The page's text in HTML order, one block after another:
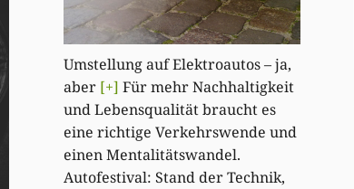
Umstellung auf Elektroautos – ja,
aber [+] Für mehr Nachhaltigkeit
und Lebensqualität braucht es
eine richtige Verkehrswende und
einen Mentalitätswandel.
Autofestival: Stand der Technik,